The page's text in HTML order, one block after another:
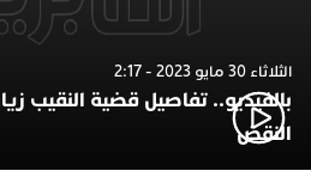
الثلاثاء 30 مايو 2023 - 2:17
بالفيديو.. تفاصيل قضية النقيب
النقض